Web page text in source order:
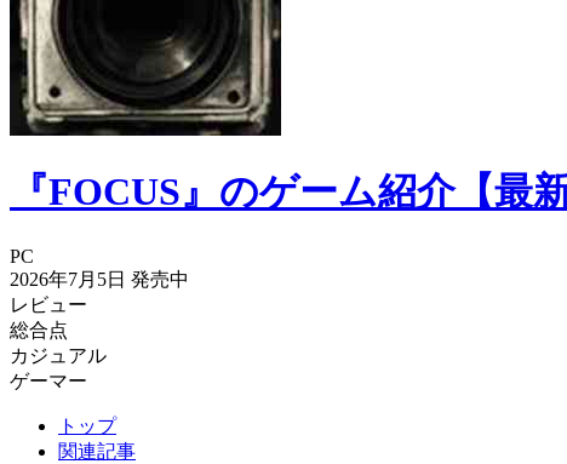
『FOCUS』のゲーム紹介【最
PC
2026年7月5日 発売中
レビュー
総合点
カジュアル
ゲーマー
トップ
関連記事